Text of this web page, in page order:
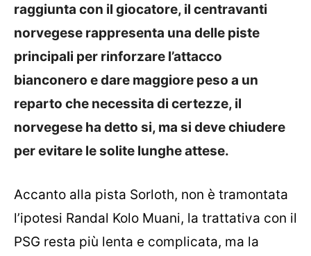
raggiunta con il giocatore, il centravanti
norvegese rappresenta una delle piste
principali per rinforzare l’attacco
bianconero e dare maggiore peso a un
reparto che necessita di certezze, il
norvegese ha detto si, ma si deve chiudere
per evitare le solite lunghe attese.
Accanto alla pista Sorloth, non è tramontata
l’ipotesi Randal Kolo Muani, la trattativa con il
PSG resta più lenta e complicata, ma la